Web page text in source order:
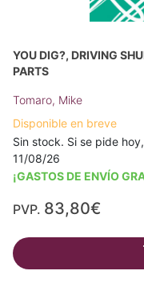
YOU DIG?, DRIVING
PARTS
Tomaro, Mike
Disponible en breve
Sin stock. Si se pide
11/08/26
¡GASTOS DE ENVÍO
PVP. 83,80€